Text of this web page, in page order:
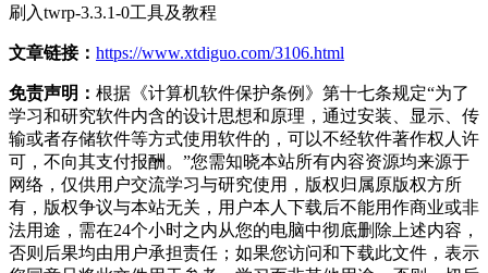
刷入twrp-3.3.1-0工具及教程
文章链接： https://www.xtdiguo.com/3106.html
免责声明： 根据《计算机软件保护条例》第十七条规定“为了
学习和研究软件内含的设计思想和原理，通过安装、显示、传
输或者存储软件等方式使用软件的，可以不经软件著作权人许
可，不向其支付报酬。”您需知晓本站所有内容资源均来源于
网络，仅供用户交流学习与研究使用，版权归属原版权方所
有，版权争议与本站无关，用户本人下载后不能用作商业或非
法用途，需在24个小时之内从您的电脑中彻底删除上述内容，
否则后果均由用户承担责任；如果您访问和下载此文件，表示